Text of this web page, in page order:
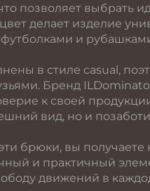
позволяет выбрать
делает изделие
и
в стиле casual,
Бренд
к своей
вид, но и
брюки, вы получаете
и практичный
движений в